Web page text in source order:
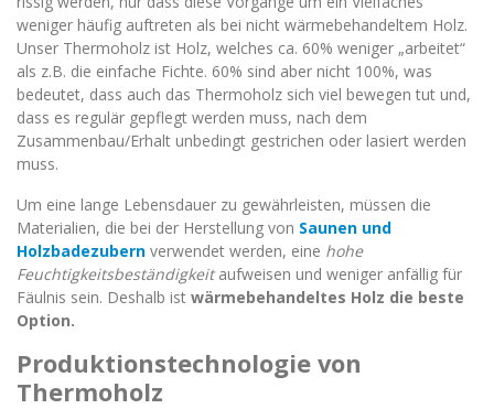
weniger häufig auftreten als bei nicht wärmebehandeltem Holz.
Unser Thermoholz ist Holz, welches ca. 60% weniger „arbeitet“
als z.B. die einfache Fichte. 60% sind aber nicht 100%, was
bedeutet, dass auch das Thermoholz sich viel bewegen tut und,
dass es regulär gepflegt werden muss, nach dem
Zusammenbau/Erhalt unbedingt gestrichen oder lasiert werden
muss.
Um eine lange Lebensdauer zu gewährleisten, müssen die
Materialien, die bei der Herstellung von Saunen und
Holzbadezubern verwendet werden, eine hohe
Feuchtigkeitsbeständigkeitaufweisen und weniger anfällig für
Fäulnis sein. Deshalb ist wärmebehandeltes Holz die beste
Option.
Produktionstechnologie von
Thermoholz